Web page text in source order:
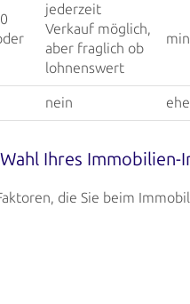
jederzeit
Verkauf möglich,
aber fraglich ob
lohnenswert
nein
Ihres Immobilien-
die Sie beim